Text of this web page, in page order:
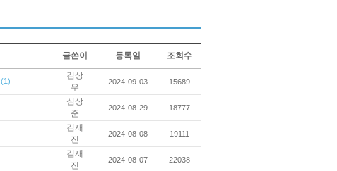
글쓴이 등록일 조회수
(1)
김상
우
2024-09-03 15689
심상
준
2024-08-29 18777
김재
진
2024-08-08 19111
김재
진
2024-08-07 22038